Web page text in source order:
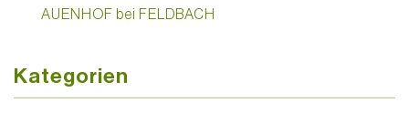
AUENHOF bei FELDBACH
Kategorien